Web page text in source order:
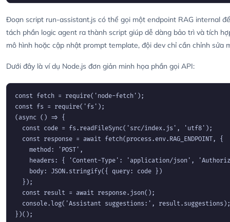
Đoạn script run-assistant.js có thể gọi một endpoint RAG internal
tách phần logic agent ra thành script giúp dễ dàng bảo trì và tích
mô hình hoặc cập nhật prompt template, đội dev chỉ cần chỉnh sửa
Dưới đây là ví dụ Node.js đơn giản minh họa phần gọi API:
const fetch = require('node-fetch');
const fs = require('fs');
(async () => {
  const code = fs.readFileSync('src/index.js', 'utf8');
  const response = await fetch(process.env.RAG_ENDPOINT, {
    method: 'POST',
headers: { 'Content-Type': 'application/json',
    body: JSON.stringify({ query: code })
  });
  const result = await response.json();
  console.log('Assistant suggestions:', result.suggestions);
})();